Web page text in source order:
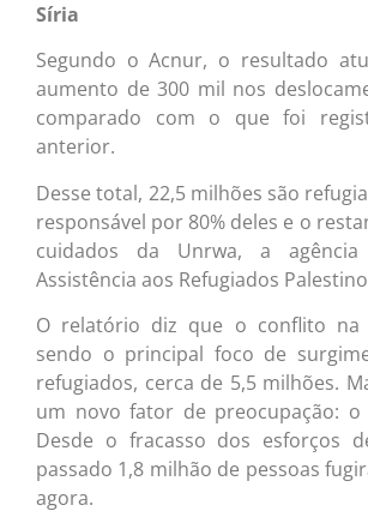
Síria
Segundo o Acnur, o resultado
aumento de 300 mil nos
comparado com o que foi
anterior.
Desse total, 22,5 milhões são
responsável por 80% deles e o
cuidados da Unrwa, a
Assistência aos Refugiados
O relatório diz que o conflito na
sendo o principal foco de
refugiados, cerca de 5,5 milhões.
um novo fator de preocupação: o
Desde o fracasso dos esforços
passado 1,8 milhão de pessoas
agora.